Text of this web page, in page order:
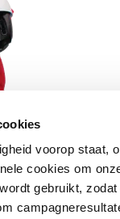
voorop staat,
cookies om
gebruikt,